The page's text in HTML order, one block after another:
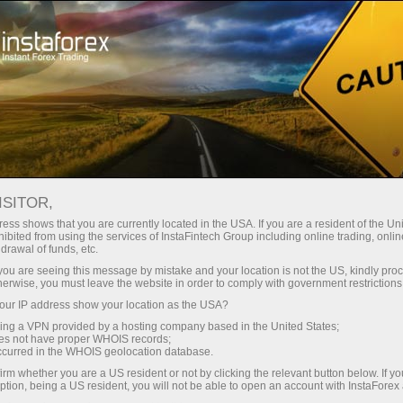
Трейдерам Форекс аналітика
Форекс ТВ
ІнстаФорекс ТВ Події
ІнстаФорекс ТВ Події
События — это актуальные репортажи о
жизни за пределами торгового терминала.
shows that you are currently located in the USA. If you are a resident of the
from using the services of InstaFintech Group including online trading,
of funds, etc.
are seeing this message by mistake and your location is not the US, kindly
you must leave the website in order to comply with government
IP address show your location as the USA?
a VPN provided by a hosting company based in the United States;
not have proper WHOIS records;
in the WHOIS geolocation database.
whether you are a US resident or not by clicking the relevant button below. If
being a US resident, you will not be able to open an account with InstaForex